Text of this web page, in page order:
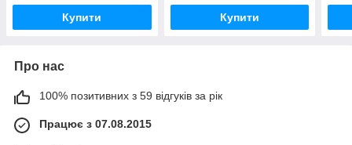
Купити Купити
Про нас
100% позитивних з 59 відгуків за рік
Працює з 07.08.2015